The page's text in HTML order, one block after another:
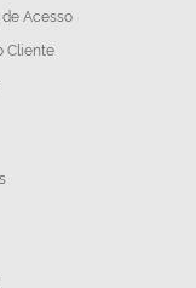
Acesso
Cliente